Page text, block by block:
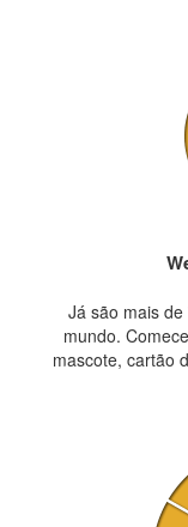
Já são mais
mundo.
mascote, cartão